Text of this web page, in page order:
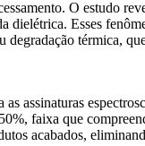
O estudo
dielétrica. Esses
térmica,
assinaturas
faixa que
acabados,